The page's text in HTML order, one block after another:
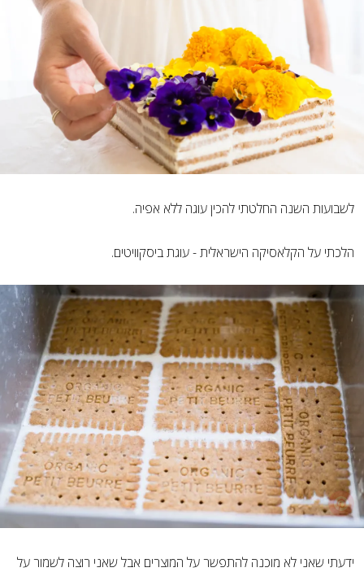
לשבועות השנה החלטתי להכין עוגה ללא אפיה.
הלכתי על הקלאסיקה הישראלית - עוגת ביסקוויטים.
ידעתי שאני לא מוכנה להתפשר על המוצרים אבל שאני רוצה לשמור על